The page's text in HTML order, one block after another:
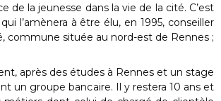
de la jeunesse dans la vie de la cité. C’est
l’amènera à être élu, en 1995, conseiller
commune située au nord-est de Rennes ;
après des études à Rennes et un stage
un groupe bancaire. Il y restera 10 ans et